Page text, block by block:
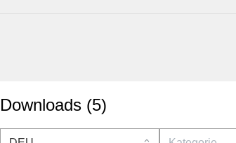
Downloads (5)